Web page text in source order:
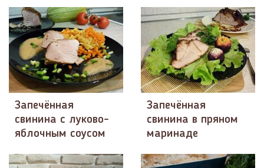
Запечённая
свинина с луково-
яблочным соусом
Запечённая
свинина в пряном
маринаде